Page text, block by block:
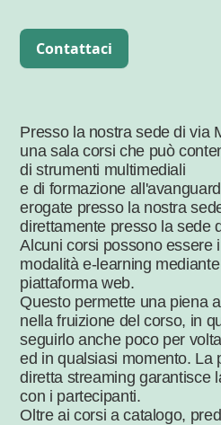
Contattaci
Presso la nostra sede di via
una sala corsi che può
di strumenti multimediali
e di formazione
erogate presso la nostra
direttamente presso la sede
Alcuni corsi possono essere
modalità e-learning
piattaforma web.
Questo permette una piena
nella fruizione del corso, in
seguirlo anche poco per volta
ed in qualsiasi momento. La
diretta streaming garantisce
con i partecipanti.
Oltre ai corsi a catalogo,